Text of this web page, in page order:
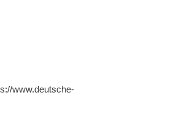
www.deutsche-